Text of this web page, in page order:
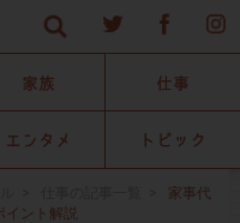
家事代
イント解説